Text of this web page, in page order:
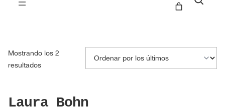
Mostrando los 2
resultadosOrdenado
últimos
Laura Bohn